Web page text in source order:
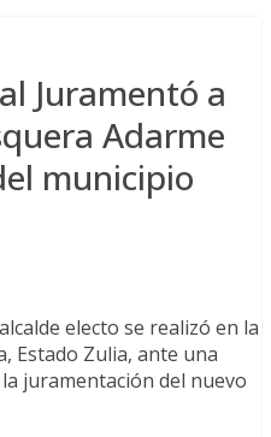
Juramentó a
Adarme
municipio
electo se realizó en la
Estado Zulia, ante una
juramentación del nuevo